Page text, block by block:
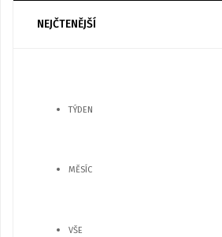
NEJČTENĚJŠÍ
TÝDEN
MĚSÍC
VŠE